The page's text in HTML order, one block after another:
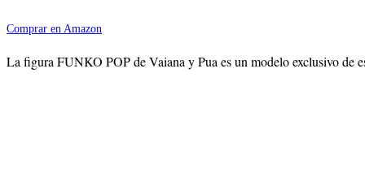
Comprar en Amazon
La figura FUNKO POP de Vaiana y Pua es un modelo exclusivo de